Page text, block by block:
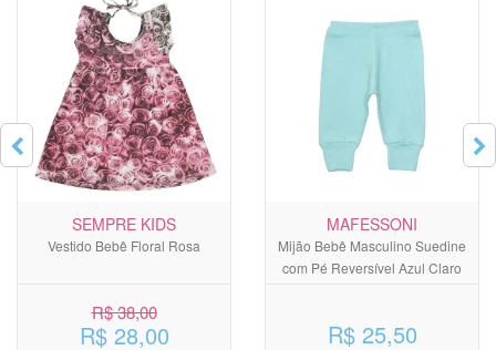
SEMPRE KIDS
Vestido Bebê Floral Rosa
R$ 38,00
R$ 28,00
MAFESSONI
Mijão Bebê Masculino Suedine
com Pé Reversível Azul Claro
R$ 25,50